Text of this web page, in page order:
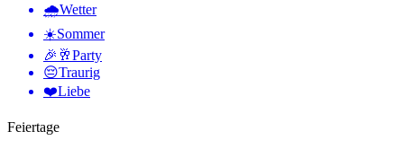
🌧Wetter
☀️Sommer
🎉🥂Party
😔Traurig
❤️Liebe
Feiertage